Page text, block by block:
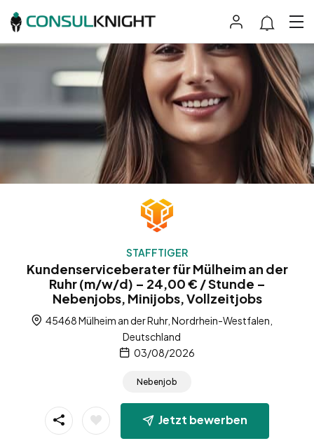
STAFFTIGER
Kundenserviceberater für Mülheim an der
Ruhr (m/w/d) – 24,00 € / Stunde –
Nebenjobs, Minijobs, Vollzeitjobs
45468 Mülheim an der Ruhr, Nordrhein-Westfalen,
Deutschland
03/08/2026
Nebenjob
Jetzt bewerben